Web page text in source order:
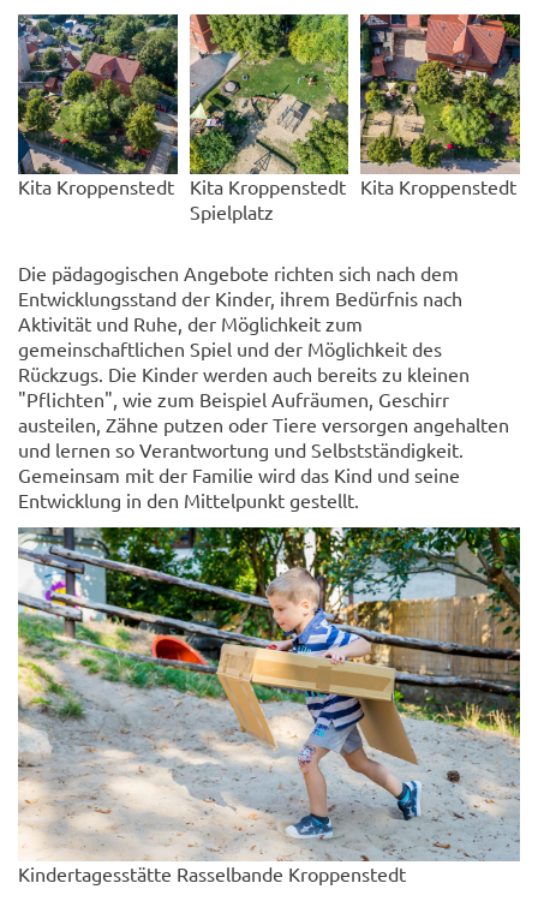
Kita Kroppenstedt
Kita Kroppenstedt
Spielplatz
Kita Kroppenstedt
Die pädagogischen Angebote richten sich nach dem
Entwicklungsstand der Kinder, ihrem Bedürfnis nach
Aktivität und Ruhe, der Möglichkeit zum
gemeinschaftlichen Spiel und der Möglichkeit des
Rückzugs. Die Kinder werden auch bereits zu kleinen
"Pflichten", wie zum Beispiel Aufräumen, Geschirr
austeilen, Zähne putzen oder Tiere versorgen angehalten
und lernen so Verantwortung und Selbstständigkeit.
Gemeinsam mit der Familie wird das Kind und seine
Entwicklung in den Mittelpunkt gestellt.
Kindertagesstätte Rasselbande Kroppenstedt